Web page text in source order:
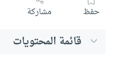
حفظ مشاركة
قائمة المحتويات